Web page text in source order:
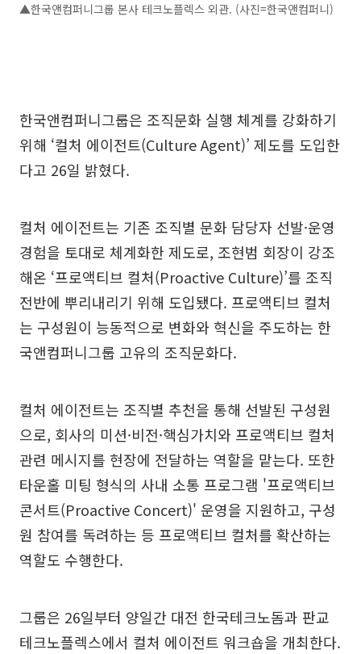
▲한국앤컴퍼니그룹 본사 테크노플렉스 외관. (사진=한국앤컴퍼니)
한국앤컴퍼니그룹은 조직문화 실행 체계를 강화하기
위해 ‘컬처 에이전트(Culture Agent)’ 제도를 도입한
다고 26일 밝혔다.
컬처 에이전트는 기존 조직별 문화 담당자 선발·운영
경험을 토대로 체계화한 제도로, 조현범 회장이 강조
해온 ‘프로액티브 컬처(Proactive Culture)’를 조직
전반에 뿌리내리기 위해 도입됐다. 프로액티브 컬처
는 구성원이 능동적으로 변화와 혁신을 주도하는 한
국앤컴퍼니그룹 고유의 조직문화다.
컬처 에이전트는 조직별 추천을 통해 선발된 구성원
으로, 회사의 미션·비전·핵심가치와 프로액티브 컬처
관련 메시지를 현장에 전달하는 역할을 맡는다. 또한
타운홀 미팅 형식의 사내 소통 프로그램 '프로액티브
콘서트(Proactive Concert)' 운영을 지원하고, 구성
원 참여를 독려하는 등 프로액티브 컬처를 확산하는
역할도 수행한다.
그룹은 26일부터 양일간 대전 한국테크노돔과 판교
테크노플렉스에서 컬처 에이전트 워크숍을 개최한다.